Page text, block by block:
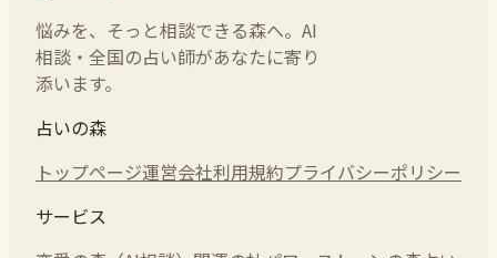
悩みを、そっと相談できる森へ。AI
相談・全国の占い師があなたに寄り
添います。
占いの森
トップページ運営会社利用規約プライバシーポリシー
サービス